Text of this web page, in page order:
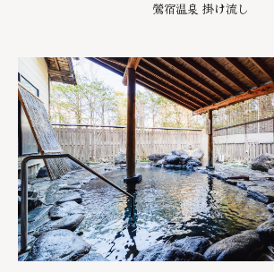
鶯宿温泉 掛け流し